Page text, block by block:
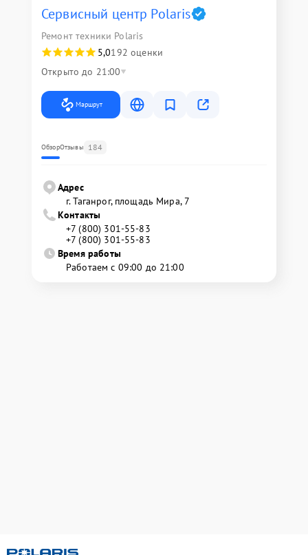
Сервисный центр Polaris
Ремонт техники Polaris
5,0192 оценки
Открыто до 21:00
Маршрут
ОбзорОтзывы 184
Адрес
г. Таганрог, площадь Мира, 7
Контакты
+7 (800) 301-55-83
+7 (800) 301-55-83
Время работы
Работаем с 09:00 до 21:00